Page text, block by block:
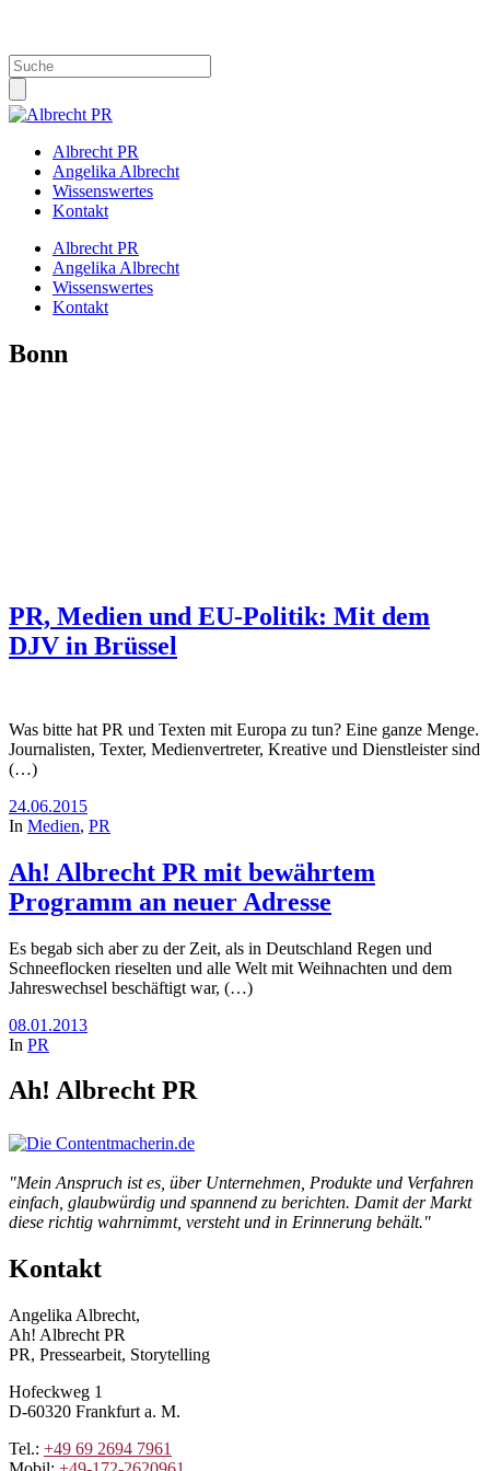
Albrecht PR
Angelika Albrecht
Wissenswertes
Kontakt
Albrecht PR
Angelika Albrecht
Wissenswertes
Kontakt
Bonn
PR, Medien und EU-Politik: Mit dem
DJV in Brüssel
Was bitte hat PR und Texten mit Europa zu tun? Eine ganze Menge.
Journalisten, Texter, Medienvertreter, Kreative und Dienstleister sind
(…)
24.06.2015
In Medien, PR
Ah! Albrecht PR mit bewährtem
Programm an neuer Adresse
Es begab sich aber zu der Zeit, als in Deutschland Regen und
Schneeflocken rieselten und alle Welt mit Weihnachten und dem
Jahreswechsel beschäftigt war, (…)
08.01.2013
In PR
Ah! Albrecht PR
"Mein Anspruch ist es, über Unternehmen, Produkte und Verfahren
einfach, glaubwürdig und spannend zu berichten. Damit der Markt
diese richtig wahrnimmt, versteht und in Erinnerung behält."
Kontakt
Angelika Albrecht,
Ah! Albrecht PR
PR, Pressearbeit, Storytelling
Hofeckweg 1
D-60320 Frankfurt a. M.
Tel.: +49 69 2694 7961